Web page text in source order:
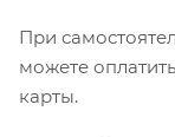
При
можете
карты.